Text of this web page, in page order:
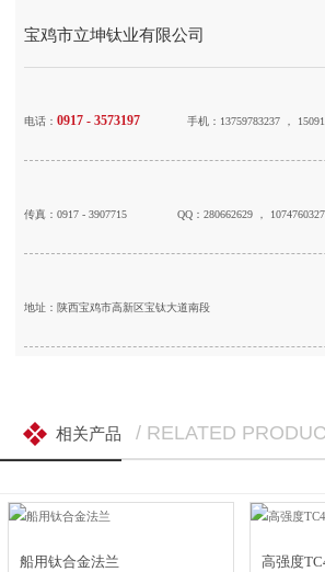
宝鸡市立坤钛业有限公司
电话： 0917 - 3573197 手机：13759783237 ，
传真：0917 - 3907715 QQ：280662629 ， 1074760327
地址：陕西宝鸡市高新区宝钛大道南段
相关产品 / RELATED
船用钛合金法兰 高强度